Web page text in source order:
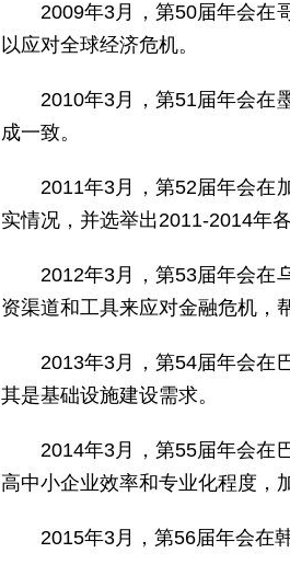
2009年3月，第50届年会在
以应对全球经济危机。
2010年3月，第51届年会在
成一致。
2011年3月，第52届年会在
实情况，并选举出2011-2014年
2012年3月，第53届年会在
资渠道和工具来应对金融危机，
2013年3月，第54届年会在
其是基础设施建设需求。
2014年3月，第55届年会在
高中小企业效率和专业化程度，
2015年3月，第56届年会在